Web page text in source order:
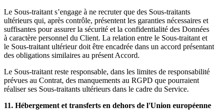
Le Sous-traitant s’engage à ne recruter que des Sous-traitants
ultérieurs qui, après contrôle, présentent les garanties nécessaires et
suffisantes pour assurer la sécurité et la confidentialité des Données
à caractère personnel du Client. La relation entre le Sous-traitant et
le Sous-traitant ultérieur doit être encadrée dans un accord présentant
des obligations similaires au présent Accord.
Le Sous-traitant reste responsable, dans les limites de responsabilité
prévues au Contrat, des manquements au RGPD que pourraient
réaliser ses Sous-traitants ultérieurs dans le cadre du Service.
11. Hébergement et transferts en dehors de l'Union européenne